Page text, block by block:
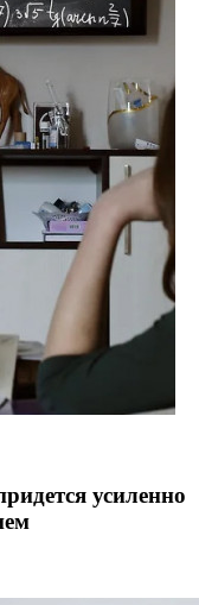
усиленно